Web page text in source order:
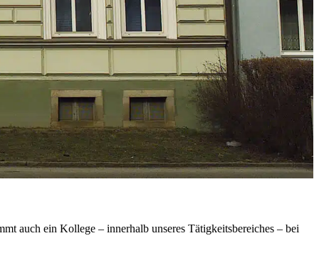
auch ein Kollege – innerhalb unseres Tätigkeitsbereiches – bei